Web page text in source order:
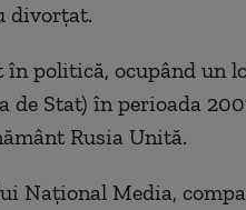
divorțat.
politică, ocupând un
Stat) în perioada
Rusia Unită.
Național Media,